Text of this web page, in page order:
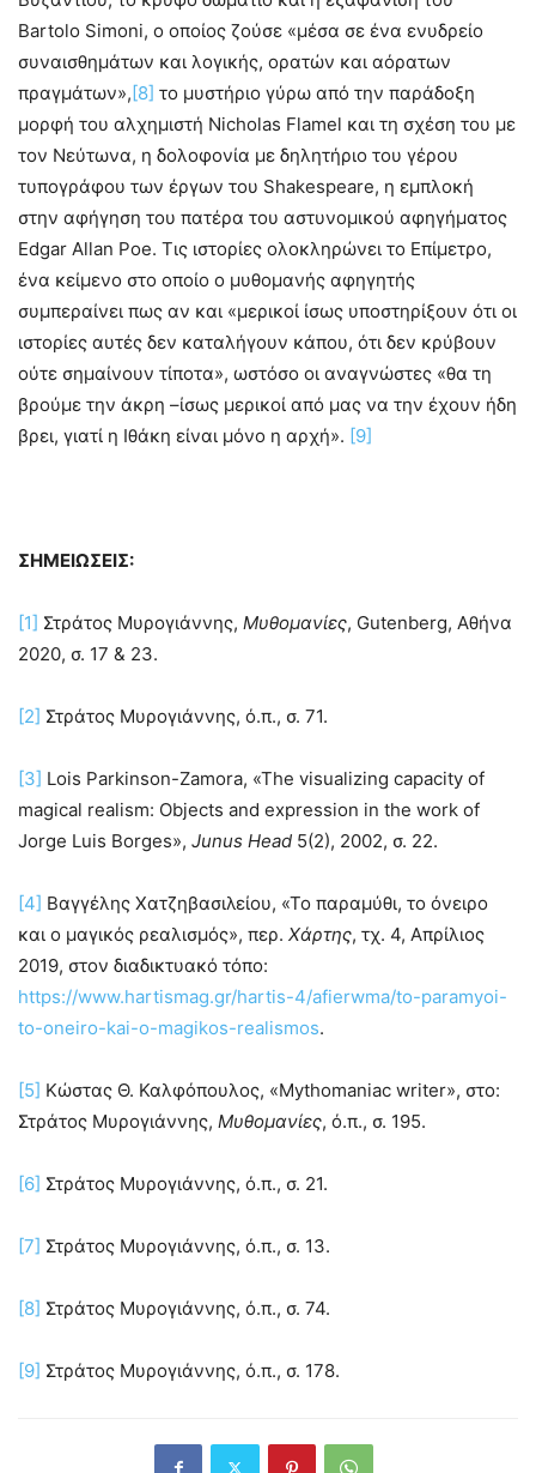
Bartolo Simoni, o οποίος ζούσε «μέσα σε ένα ενυδρείο
συναισθημάτων και λογικής, ορατών και αόρατων
πραγμάτων»,[8] το μυστήριο γύρω από την παράδοξη
μορφή του αλχημιστή Nicholas Flamel και τη σχέση του με
τον Νεύτωνα, η δολοφονία με δηλητήριο του γέρου
τυπογράφου των έργων του Shakespeare, η εμπλοκή
στην αφήγηση του πατέρα του αστυνομικού αφηγήματος
Edgar Allan Poe. Τις ιστορίες ολοκληρώνει το Επίμετρο,
ένα κείμενο στο οποίο ο μυθομανής αφηγητής
συμπεραίνει πως αν και «μερικοί ίσως υποστηρίξουν ότι οι
ιστορίες αυτές δεν καταλήγουν κάπου, ότι δεν κρύβουν
ούτε σημαίνουν τίποτα», ωστόσο οι αναγνώστες «θα τη
βρούμε την άκρη –ίσως μερικοί από μας να την έχουν ήδη
βρει, γιατί η Ιθάκη είναι μόνο η αρχή». [9]
ΣΗΜΕΙΩΣΕΙΣ:
[1] Στράτος Μυρογιάννης, Μυθομανίες, Gutenberg, Αθήνα
2020, σ. 17 & 23.
[2] Στράτος Μυρογιάννης, ό.π., σ. 71.
[3] Lois Parkinson-Zamora, «The visualizing capacity of
magical realism: Objects and expression in the work of
Jorge Luis Borges», Junus Head 5(2), 2002, σ. 22.
[4] Βαγγέλης Χατζηβασιλείου, «Το παραμύθι, το όνειρο
και ο μαγικός ρεαλισμός», περ. Χάρτης, τχ. 4, Απρίλιος
2019, στον διαδικτυακό τόπο:
https://www.hartismag.gr/hartis-4/afierwma/to-paramyoi-
to-oneiro-kai-o-magikos-realismos.
[5] Κώστας Θ. Καλφόπουλος, «Mythomaniac writer», στο:
Στράτος Μυρογιάννης, Μυθομανίες, ό.π., σ. 195.
[6] Στράτος Μυρογιάννης, ό.π., σ. 21.
[7] Στράτος Μυρογιάννης, ό.π., σ. 13.
[8] Στράτος Μυρογιάννης, ό.π., σ. 74.
[9] Στράτος Μυρογιάννης, ό.π., σ. 178.